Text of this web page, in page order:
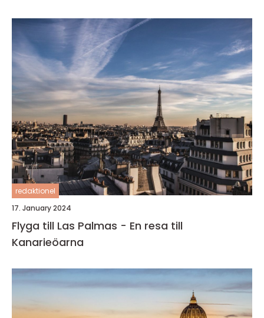
redaktionel
17. January 2024
Flyga till Las Palmas - En resa till
Kanarieöarna